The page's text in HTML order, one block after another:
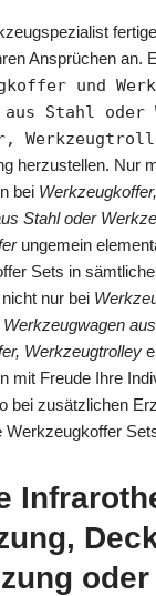
Ansprüchen an.
und
aus Stahl
herzustellen. Nur
bei
Stahl oder
ungemein
Sets in
nur bei
Werkzeugtrolley
mit Freude Ihre
bei zusätzlichen
oder